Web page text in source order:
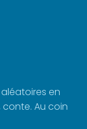
aléatoires en
Au coin